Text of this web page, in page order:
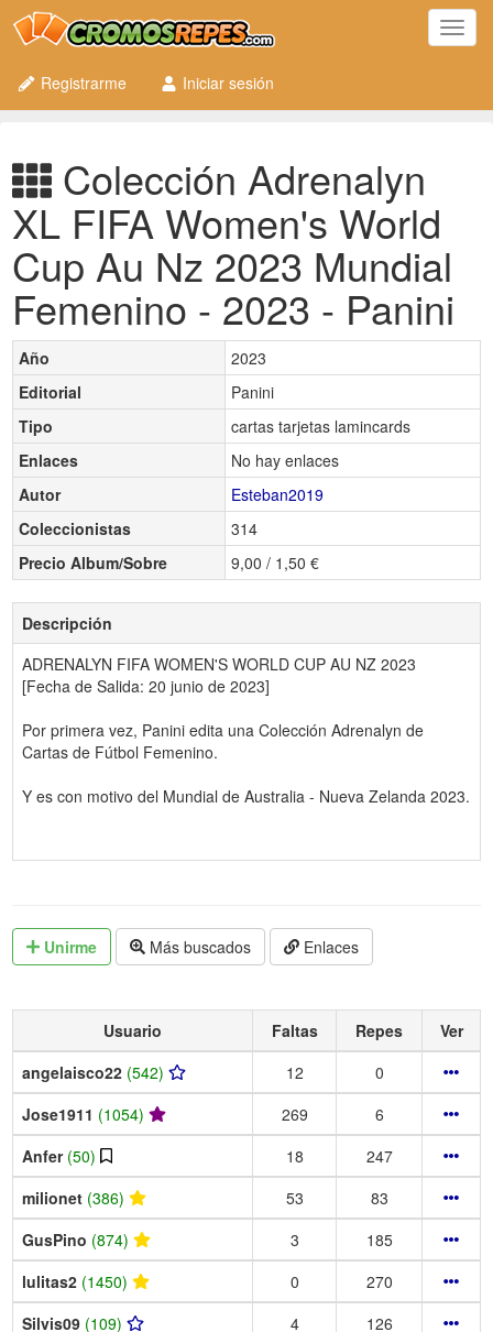
Registrarme
Iniciar sesión
Colección Adrenalyn
XL FIFA Women's World
Cup Au Nz 2023 Mundial
Femenino - 2023 - Panini
Año
2023
Editorial
Panini
Tipo
cartas tarjetas lamincards
Enlaces
No hay enlaces
Autor
Esteban2019
Coleccionistas
314
Precio Album/Sobre
9,00 / 1,50 €
Descripción
ADRENALYN FIFA WOMEN'S WORLD CUP AU NZ 2023
[Fecha de Salida: 20 junio de 2023]
Por primera vez, Panini edita una Colección Adrenalyn de
Cartas de Fútbol Femenino.
Y es con motivo del Mundial de Australia - Nueva Zelanda 2023.
Unirme Más buscados Enlaces
Usuario Faltas Repes
Ver
angelaisco22 (542) 12
0
Jose1911 (1054) 269
6
Anfer (50) 18
247
milionet (386) 53
83
GusPino (874) 3
185
lulitas2 (1450) 0
270
Silvis09 (109) 4
126